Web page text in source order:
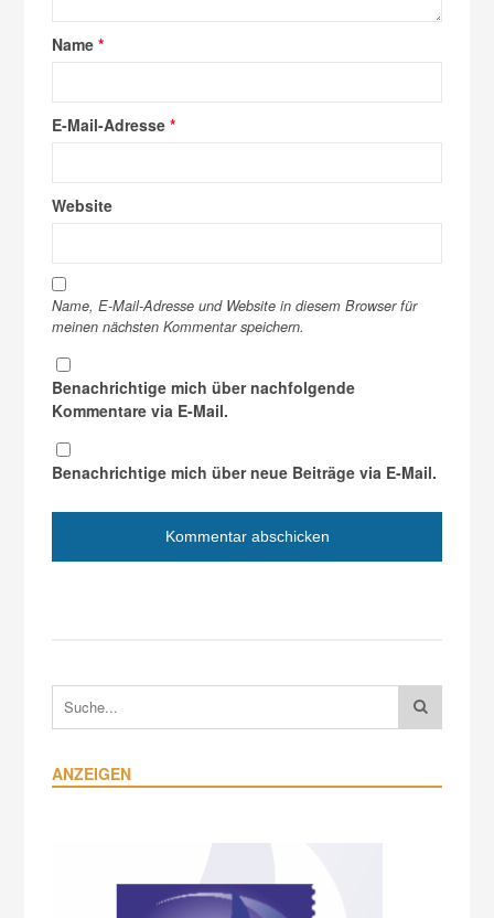
Name*
E-Mail-Adresse*
Website
Name, E-Mail-Adresse und Website in diesem Browser für
meinen nächsten Kommentar speichern.
Benachrichtige mich über nachfolgende
Kommentare via E-Mail.
Benachrichtige mich über neue Beiträge via E-Mail.
ANZEIGEN